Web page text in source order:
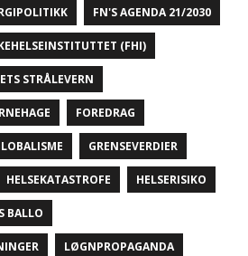
FN'S AGENDA 21/2030
(FHI)
STRÅLEVERN
FOREDRAG
GRENSEVERDIER
HELSEKATASTROFE HELSERISIKO
BALLO
LØGNPROPAGANDA